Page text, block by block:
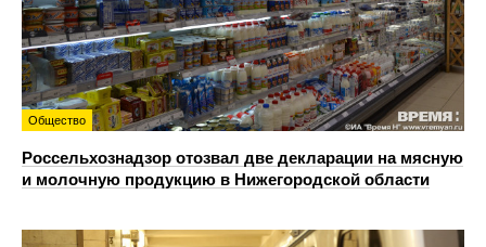
Общество
Россельхознадзор отозвал две декларации на мясную
и молочную продукцию в Нижегородской области